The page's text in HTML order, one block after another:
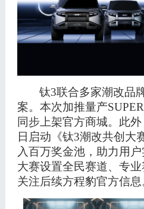
钛3联合多家潮改品
案。本次加推量产
同步上架官方商城。 此
日启动《钛3潮改共创大
入百万奖金池，助力用
大赛设置全民赛道、专
关注后续方程豹官方信息